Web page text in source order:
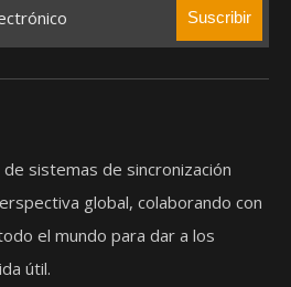
Suscribir
sistemas de sincronización
global, colaborando con
el mundo para dar a los
útil.